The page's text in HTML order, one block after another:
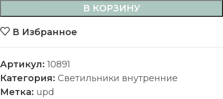
В КОРЗИНУ
В Избранное
Артикул:10891
Категория: Светильники внутренние
Метка: upd